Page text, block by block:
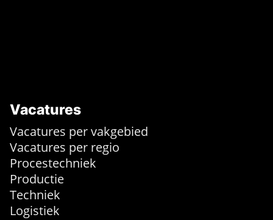
Vacatures
Vacatures per vakgebied
Vacatures per regio
Procestechniek
Productie
Techniek
Logistiek